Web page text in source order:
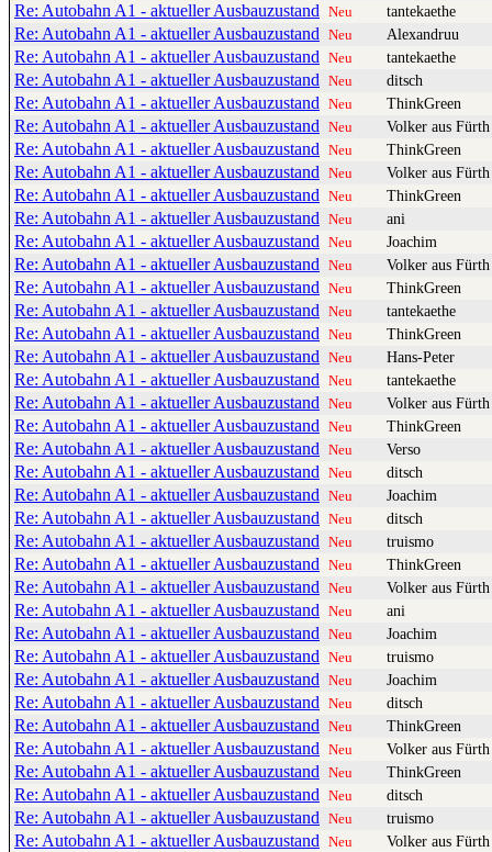
Re: Autobahn A1 - aktueller Ausbauzustand Neu tantekaethe
Re: Autobahn A1 - aktueller Ausbauzustand Neu Alexandruu
Re: Autobahn A1 - aktueller Ausbauzustand Neu tantekaethe
Re: Autobahn A1 - aktueller Ausbauzustand Neu ditsch
Re: Autobahn A1 - aktueller Ausbauzustand Neu ThinkGreen
Re: Autobahn A1 - aktueller Ausbauzustand Neu Volker aus Fürth
Re: Autobahn A1 - aktueller Ausbauzustand Neu ThinkGreen
Re: Autobahn A1 - aktueller Ausbauzustand Neu Volker aus Fürth
Re: Autobahn A1 - aktueller Ausbauzustand Neu ThinkGreen
Re: Autobahn A1 - aktueller Ausbauzustand Neu ani
Re: Autobahn A1 - aktueller Ausbauzustand Neu Joachim
Re: Autobahn A1 - aktueller Ausbauzustand Neu Volker aus Fürth
Re: Autobahn A1 - aktueller Ausbauzustand Neu ThinkGreen
Re: Autobahn A1 - aktueller Ausbauzustand Neu tantekaethe
Re: Autobahn A1 - aktueller Ausbauzustand Neu ThinkGreen
Re: Autobahn A1 - aktueller Ausbauzustand Neu Hans-Peter
Re: Autobahn A1 - aktueller Ausbauzustand Neu tantekaethe
Re: Autobahn A1 - aktueller Ausbauzustand Neu Volker aus Fürth
Re: Autobahn A1 - aktueller Ausbauzustand Neu ThinkGreen
Re: Autobahn A1 - aktueller Ausbauzustand Neu Verso
Re: Autobahn A1 - aktueller Ausbauzustand Neu ditsch
Re: Autobahn A1 - aktueller Ausbauzustand Neu Joachim
Re: Autobahn A1 - aktueller Ausbauzustand Neu ditsch
Re: Autobahn A1 - aktueller Ausbauzustand Neu truismo
Re: Autobahn A1 - aktueller Ausbauzustand Neu ThinkGreen
Re: Autobahn A1 - aktueller Ausbauzustand Neu Volker aus Fürth
Re: Autobahn A1 - aktueller Ausbauzustand Neu ani
Re: Autobahn A1 - aktueller Ausbauzustand Neu Joachim
Re: Autobahn A1 - aktueller Ausbauzustand Neu truismo
Re: Autobahn A1 - aktueller Ausbauzustand Neu Joachim
Re: Autobahn A1 - aktueller Ausbauzustand Neu ditsch
Re: Autobahn A1 - aktueller Ausbauzustand Neu ThinkGreen
Re: Autobahn A1 - aktueller Ausbauzustand Neu Volker aus Fürth
Re: Autobahn A1 - aktueller Ausbauzustand Neu ThinkGreen
Re: Autobahn A1 - aktueller Ausbauzustand Neu ditsch
Re: Autobahn A1 - aktueller Ausbauzustand Neu truismo
Re: Autobahn A1 - aktueller Ausbauzustand Neu Volker aus Fürth